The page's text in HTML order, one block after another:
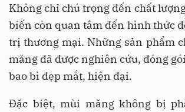
Không chỉ chú trọng đến chất
biến còn quan tâm đến hình thức
trị thương mại. Những sản phẩm
măng đã được nghiên cứu, đóng
bao bì đẹp mắt, hiện đại.
Đặc biệt, mùi măng không bị